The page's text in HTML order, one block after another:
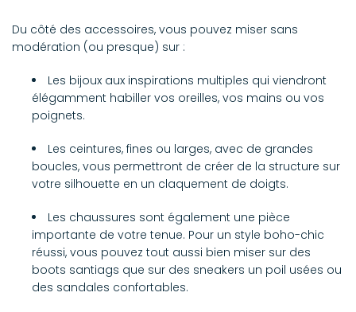
Du côté des accessoires, vous pouvez miser sans
modération (ou presque) sur :
Les bijoux aux inspirations multiples qui viendront
élégamment habiller vos oreilles, vos mains ou vos
poignets.
Les ceintures, fines ou larges, avec de grandes
boucles, vous permettront de créer de la structure sur
votre silhouette en un claquement de doigts.
Les chaussures sont également une pièce
importante de votre tenue. Pour un style boho-chic
réussi, vous pouvez tout aussi bien miser sur des
boots santiags que sur des sneakers un poil usées ou
des sandales confortables.